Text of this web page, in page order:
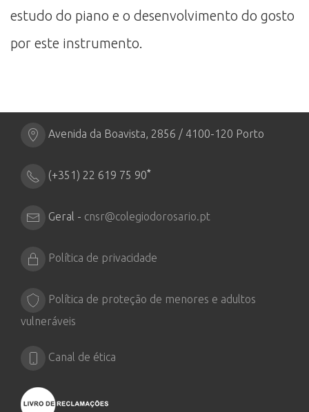
estudo do piano e o desenvolvimento do gosto
por este instrumento.
Avenida da Boavista, 2856 / 4100-120 Porto
(+351) 22 619 75 90*
Geral - cnsr@colegiodorosario.pt
Política de privacidade
Política de proteção de menores e adultos
vulneráveis
Canal de ética